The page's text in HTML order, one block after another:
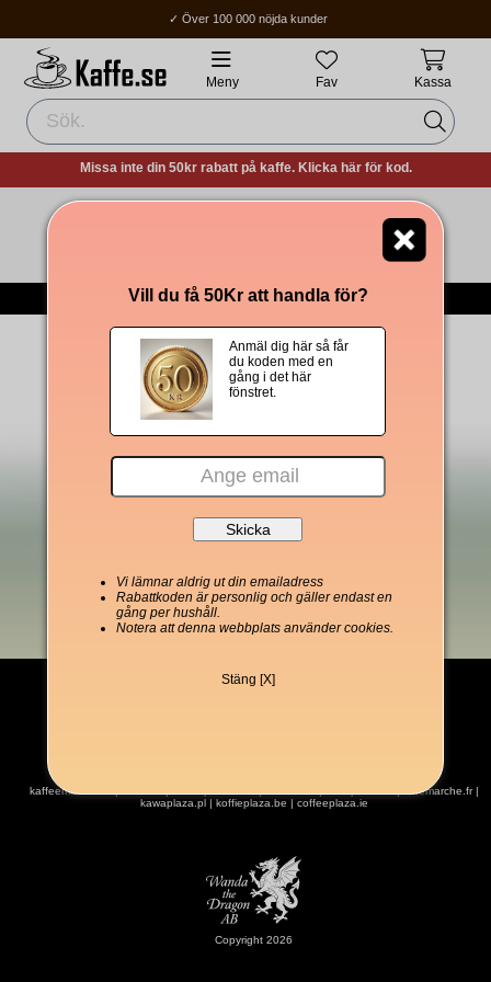
✓ Över 100 000 nöjda kunder
✓ Fri frakt över 400Kr
✓ Hemleverans / Ombud: 1-3 vardagar.
Meny Fav Kassa
Missa inte din 50kr rabatt på kaffe. Klicka här för kod.
Om Oss |Integritetspolicy |Köpvillkor|Om cookies
kaffeemarket.de|kaffe.se|coffeeplaza.com|kahvitori.fi|kaffeplaza.dk|cafemarche.fr|
kawaplaza.pl| koffieplaza.be | coffeeplaza.ie
Copyright 2026
Vill du få 50Kr att handla för?
Anmäl dig här så får
du koden med en
gång i det här
fönstret.
Vi lämnar aldrig ut din emailadress
Rabattkoden är personlig och gäller endast en
gång per hushåll.
Notera att denna webbplats använder cookies.
Stäng [X]